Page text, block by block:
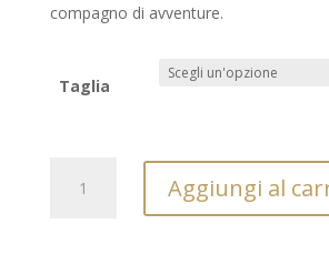
compagno di avventure.
Taglia
Aggiungi al